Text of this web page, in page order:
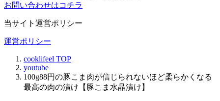
お問い合わせはコチラ
当サイト運営ポリシー
運営ポリシー
cooklifeel TOP
youtube
100g88円の豚こま肉が信じられないほど柔らかくなる
最高の肉の漬け【豚こま水晶漬け】